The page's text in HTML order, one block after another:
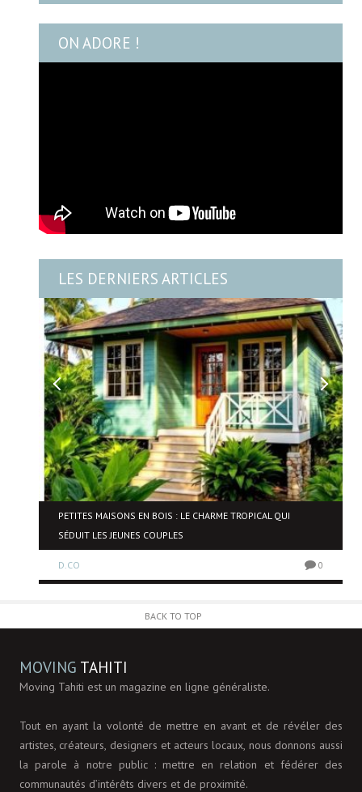
ON ADORE !
LES DERNIERS ARTICLES
PETITES MAISONS EN BOIS : LE CHARME TROPICAL QUI
SÉDUIT LES JEUNES COUPLES
D.CO 0
BACK TO TOP
MOVING TAHITI
Moving Tahiti est un magazine en ligne généraliste.
Tout en ayant la volonté de mettre en avant et de révéler des
artistes, créateurs, designers et acteurs locaux, nous donnons aussi
la parole à notre public : mettre en relation et fédérer des
communautés d’intérêts divers et de proximité.